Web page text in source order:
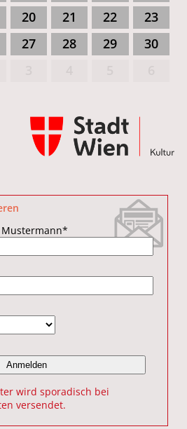
20 21 22
23
27 28 29
30
*
wird sporadisch bei
versendet.